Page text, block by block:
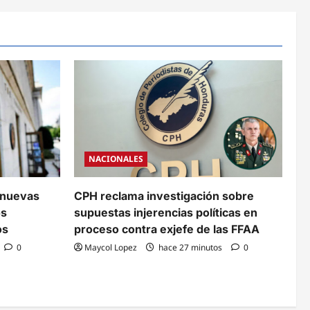
0
NACIONALES
CPH reclama investigación sobre
supuestas injerencias políticas en
proceso contra exjefe de las FFAA
Maycol Lopez hace 27 minutos 0